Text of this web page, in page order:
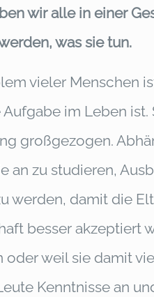
wir alle in einer
was sie tun.
vieler Menschen
im Leben
großgezogen.
an zu studieren,
werden, damit die
besser akzeptiert
oder weil sie damit
Kenntnisse an